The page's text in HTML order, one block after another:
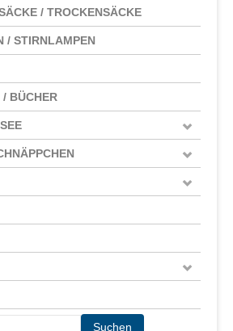
/ TROCKENSÄCKE
/ STIRNLAMPEN
/ BÜCHER